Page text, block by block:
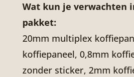
Wat kun je verwachten
pakket:
20mm multiplex
koffiepaneel, 0,8mm
zonder sticker, 2mm